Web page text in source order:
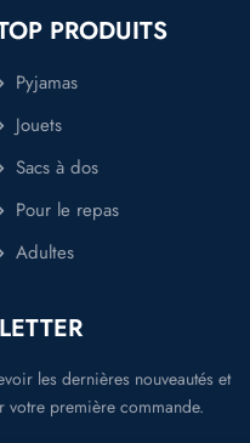
PRODUITS
Pyjamas
Jouets
Sacs à dos
Pour le repas
Adultes
les dernières nouveautés et
votre première commande.